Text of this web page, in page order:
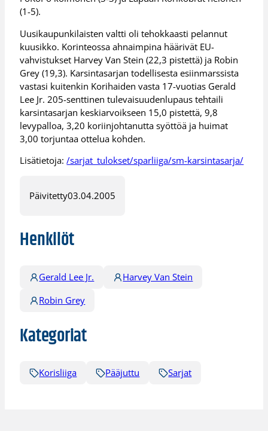
(1-5).
Uusikaupunkilaisten valtti oli tehokkaasti pelannut
kuusikko. Korinteossa ahnaimpina häärivät EU-
vahvistukset Harvey Van Stein (22,3 pistettä) ja Robin
Grey (19,3). Karsintasarjan todellisesta esiinmarssista
vastasi kuitenkin Korihaiden vasta 17-vuotias Gerald
Lee Jr. 205-senttinen tulevaisuudenlupaus tehtaili
karsintasarjan keskiarvoikseen 15,0 pistettä, 9,8
levypalloa, 3,20 koriinjohtanutta syöttöä ja huimat
3,00 torjuntaa ottelua kohden.
Lisätietoja:/sarjat_tulokset/sparliiga/sm-karsintasarja/
Päivitetty03.04.2005
Henkilöt
Gerald Lee Jr.
Harvey Van Stein
Robin Grey
Kategoriat
Korisliiga Pääjuttu Sarjat